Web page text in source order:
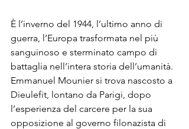
È l’inverno del 1944, l’ultimo anno di
guerra, l’Europa trasformata nel più
sanguinoso e sterminato campo di
battaglia nell’intera storia dell’umanità.
Emmanuel Mounier si trova nascosto a
Dieulefit, lontano da Parigi, dopo
l’esperienza del carcere per la sua
opposizione al governo filonazista di